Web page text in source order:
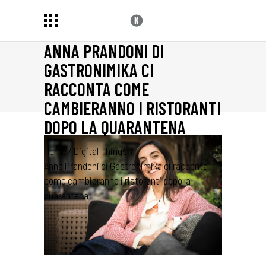
ANNA PRANDONI DI
GASTRONIMIKA CI
RACCONTA COME
CAMBIERANNO I RISTORANTI
DOPO LA QUARANTENA
Home / Digital Things /
Anna Prandoni di Gastronimika ci racconta
come cambieranno i ristoranti dopo la
quarantena